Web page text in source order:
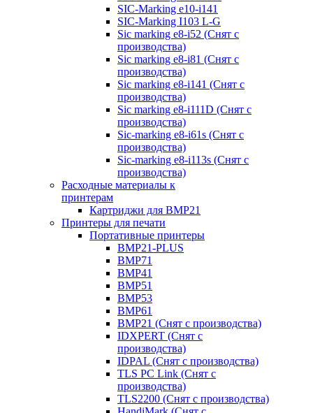
SIC-Marking e10-i141
SIC-Marking I103 L-G
Sic marking e8-i52 (Снят с
производства)
Sic marking e8-i81 (Снят с
производства)
Sic marking e8-i141 (Снят с
производства)
Sic marking e8-i111D (Снят с
производства)
Sic-marking e8-i61s (Снят с
производства)
Sic-marking e8-i113s (Снят с
производства)
Расходные материалы к
принтерам
Картриджи для BMP21
Принтеры для печати
Портативные принтеры
BMP21-PLUS
BMP71
BMP41
BMP51
BMP53
BMP61
BMP21 (Снят с производства)
IDXPERT (Снят с
производства)
IDPAL (Снят с производства)
TLS PC Link (Снят с
производства)
TLS2200 (Снят с производства)